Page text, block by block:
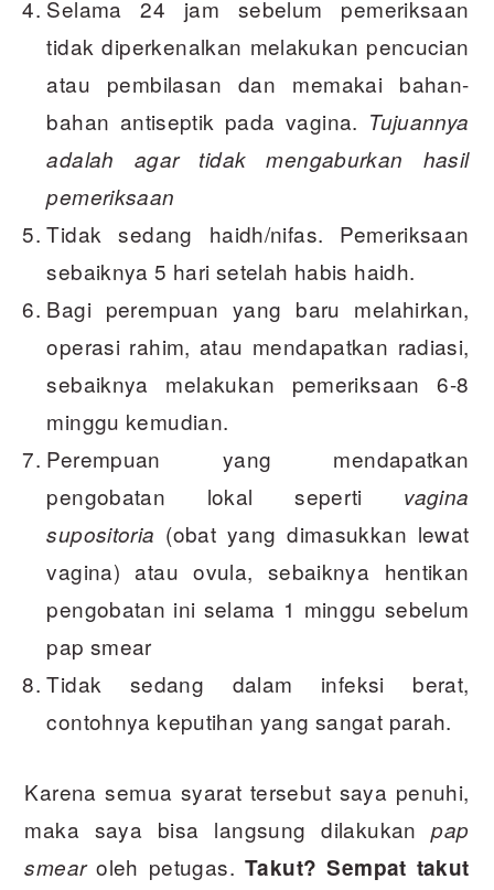
Selama 24 jam sebelum pemeriksaan
tidak diperkenalkan melakukan pencucian
atau pembilasan dan memakai bahan-
bahan antiseptik pada vagina. Tujuannya
adalah agar tidak mengaburkan hasil
pemeriksaan
Tidak sedang haidh/nifas. Pemeriksaan
sebaiknya 5 hari setelah habis haidh.
Bagi perempuan yang baru melahirkan,
operasi rahim, atau mendapatkan radiasi,
sebaiknya melakukan pemeriksaan 6-8
minggu kemudian.
Perempuan yang mendapatkan
pengobatan lokal seperti vagina
supositoria (obat yang dimasukkan lewat
vagina) atau ovula, sebaiknya hentikan
pengobatan ini selama 1 minggu sebelum
pap smear
Tidak sedang dalam infeksi berat,
contohnya keputihan yang sangat parah.
Karena semua syarat tersebut saya penuhi,
maka saya bisa langsung dilakukan pap
smearoleh petugas.Takut? Sempat takut